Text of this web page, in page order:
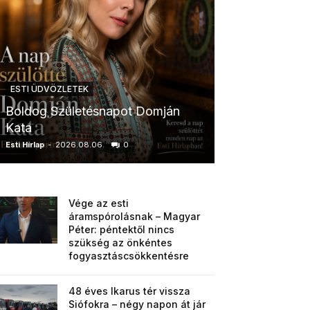
ESTI ÜDVÖZLETEK
Boldog Születésnapot Domján
Kata
Esti Hírlap - 2026.08.06. 0
Vége az esti
áramspórolásnak – Magyar
Péter: péntektől nincs
szükség az önkéntes
fogyasztáscsökkentésre
48 éves Ikarus tér vissza
Siófokra – négy napon át jár